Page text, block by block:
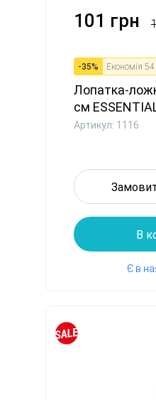
101 грн
-35% Економія 54
Лопатка-
см
дерев`яною...
Артикул: 1116
В
Є в